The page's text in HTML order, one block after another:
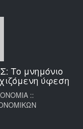
Το μνημόνιο
ύφεση
::